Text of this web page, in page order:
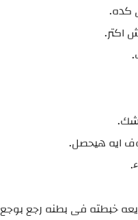
كده.
اكتر.
ايه هيحصل.
خبطته فى بطنه رجع